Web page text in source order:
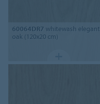
60064DR7 whitewash elegant
oak (120x20 cm)